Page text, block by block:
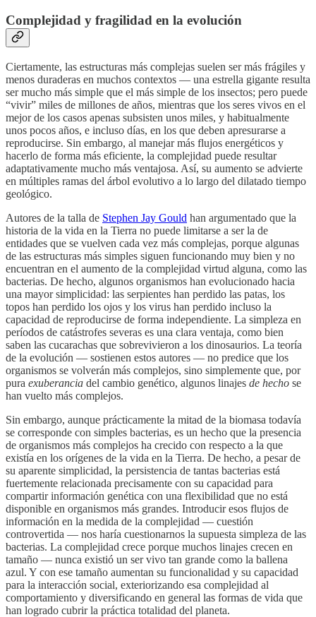
Complejidad y fragilidad en la evolución
Ciertamente, las estructuras más complejas suelen ser más frágiles y
menos duraderas en muchos contextos — una estrella gigante resulta
ser mucho más simple que el más simple de los insectos; pero puede
“vivir” miles de millones de años, mientras que los seres vivos en el
mejor de los casos apenas subsisten unos miles, y habitualmente
unos pocos años, e incluso días, en los que deben apresurarse a
reproducirse. Sin embargo, al manejar más flujos energéticos y
hacerlo de forma más eficiente, la complejidad puede resultar
adaptativamente mucho más ventajosa. Así, su aumento se advierte
en múltiples ramas del árbol evolutivo a lo largo del dilatado tiempo
geológico.
Autores de la talla de Stephen Jay Gould han argumentado que la
historia de la vida en la Tierra no puede limitarse a ser la de
entidades que se vuelven cada vez más complejas, porque algunas
de las estructuras más simples siguen funcionando muy bien y no
encuentran en el aumento de la complejidad virtud alguna, como las
bacterias. De hecho, algunos organismos han evolucionado hacia
una mayor simplicidad: las serpientes han perdido las patas, los
topos han perdido los ojos y los virus han perdido incluso la
capacidad de reproducirse de forma independiente. La simpleza en
períodos de catástrofes severas es una clara ventaja, como bien
saben las cucarachas que sobrevivieron a los dinosaurios. La teoría
de la evolución — sostienen estos autores — no predice que los
organismos se volverán más complejos, sino simplemente que, por
pura exuberancia del cambio genético, algunos linajes de hecho se
han vuelto más complejos.
Sin embargo, aunque prácticamente la mitad de la biomasa todavía
se corresponde con simples bacterias, es un hecho que la presencia
de organismos más complejos ha crecido con respecto a la que
existía en los orígenes de la vida en la Tierra. De hecho, a pesar de
su aparente simplicidad, la persistencia de tantas bacterias está
fuertemente relacionada precisamente con su capacidad para
compartir información genética con una flexibilidad que no está
disponible en organismos más grandes. Introducir esos flujos de
información en la medida de la complejidad — cuestión
controvertida — nos haría cuestionarnos la supuesta simpleza de las
bacterias. La complejidad crece porque muchos linajes crecen en
tamaño — nunca existió un ser vivo tan grande como la ballena
azul. Y con ese tamaño aumentan su funcionalidad y su capacidad
para la interacción social, exteriorizando esa complejidad al
comportamiento y diversificando en general las formas de vida que
han logrado cubrir la práctica totalidad del planeta.